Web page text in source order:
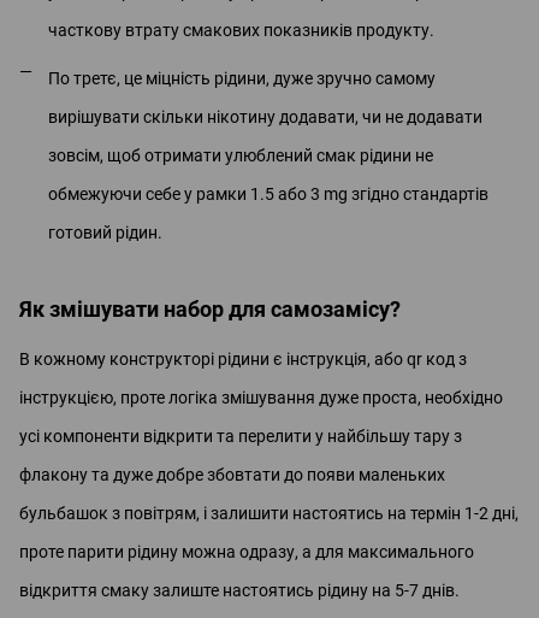
часткову втрату смакових показників продукту.
По третє, це міцність рідини, дуже зручно самому
вирішувати скільки нікотину додавати, чи не додавати
зовсім, щоб отримати улюблений смак рідини не
обмежуючи себе у рамки 1.5 або 3 mg згідно стандартів
готовий рідин.
Як змішувати набор для самозамісу?
В кожному конструкторі рідини є інструкція, або qr код з
інструкцією, проте логіка змішування дуже проста, необхідно
усі компоненти відкрити та перелити у найбільшу тару з
флакону та дуже добре збовтати до появи маленьких
бульбашок з повітрям, і залишити настоятись на термін 1-2 дні,
проте парити рідину можна одразу, а для максимального
відкриття смаку залиште настоятись рідину на 5-7 днів.